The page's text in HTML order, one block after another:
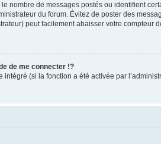
nombre de messages postés ou identifient
du forum. Évitez de poster des
peut facilement abaisser votre compteur
de me connecter !?
(si la fonction a été activée par